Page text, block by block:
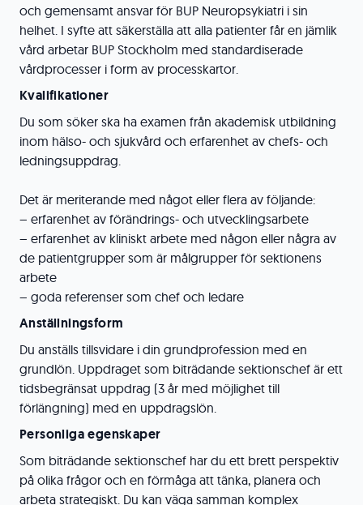
och gemensamt ansvar för BUP Neuropsykiatri i sin
helhet. I syfte att säkerställa att alla patienter får en jämlik
vård arbetar BUP Stockholm med standardiserade
vårdprocesser i form av processkartor.
Kvalifikationer
Du som söker ska ha examen från akademisk utbildning
inom hälso- och sjukvård och erfarenhet av chefs- och
ledningsuppdrag.
Det är meriterande med något eller flera av följande:
– erfarenhet av förändrings- och utvecklingsarbete
– erfarenhet av kliniskt arbete med någon eller några av
de patientgrupper som är målgrupper för sektionens
arbete
– goda referenser som chef och ledare
Anställningsform
Du anställs tillsvidare i din grundprofession med en
grundlön. Uppdraget som biträdande sektionschef är ett
tidsbegränsat uppdrag (3 år med möjlighet till
förlängning) med en uppdragslön.
Personliga egenskaper
Som biträdande sektionschef har du ett brett perspektiv
på olika frågor och en förmåga att tänka, planera och
arbeta strategiskt. Du kan väga samman komplex